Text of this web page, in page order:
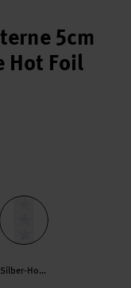
5cm
Hot Foil
Silber-Holographisch